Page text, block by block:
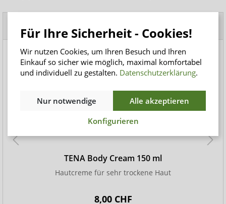
Beliebte Produkte
TENA Body Cream 150 ml
Hautcreme für sehr trockene Haut
8,00 CHF
Für Ihre Sicherheit - Cookies!
Wir nutzen Cookies, um Ihren Besuch und Ihren
Einkauf so sicher wie möglich, maximal komfortabel
und individuell zu gestalten. Datenschutzerklärung.
Nur notwendige
Alle akzeptieren
Konfigurieren